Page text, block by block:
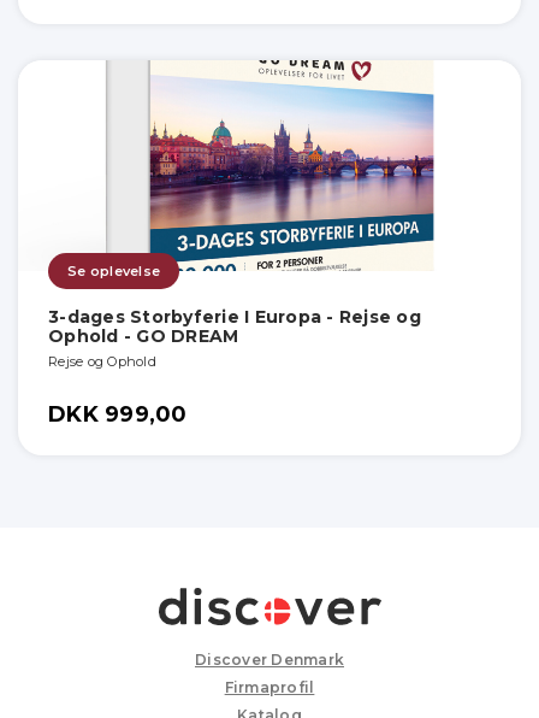
Se oplevelse
3-dages Storbyferie I Europa - Rejse og
Ophold - GO DREAM
Rejse og Ophold
DKK 999,00
Discover Denmark
Firmaprofil